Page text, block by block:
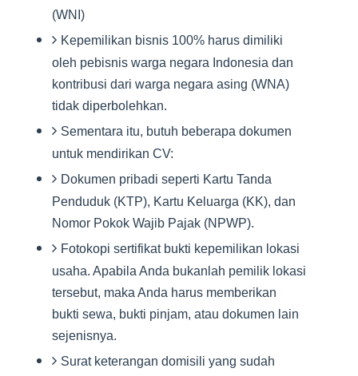
(WNI)
Kepemilikan bisnis 100% harus dimiliki
oleh pebisnis warga negara Indonesia dan
kontribusi dari warga negara asing (WNA)
tidak diperbolehkan.
Sementara itu, butuh beberapa dokumen
untuk mendirikan CV:
Dokumen pribadi seperti Kartu Tanda
Penduduk (KTP), Kartu Keluarga (KK), dan
Nomor Pokok Wajib Pajak (NPWP).
Fotokopi sertifikat bukti kepemilikan lokasi
usaha. Apabila Anda bukanlah pemilik lokasi
tersebut, maka Anda harus memberikan
bukti sewa, bukti pinjam, atau dokumen lain
sejenisnya.
Surat keterangan domisili yang sudah